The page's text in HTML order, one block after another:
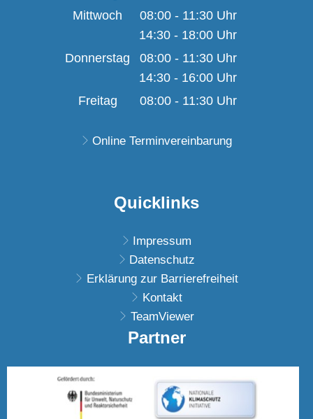
Von 08:00 bis 11:30
Mittwoch 08:00- 11:30Uhr
Von 08:00 bis 11:30
14:30 - 18:00 Uhr
Von 14:30 bis 18:00
Donnerstag 08:00- 11:30Uhr
Von 08:00 bis 11:30
14:30 - 16:00 Uhr
Von 14:30 bis 16:00
Freitag 08:00- 11:30Uhr
Online Terminvereinbarung
Quicklinks
Impressum
Datenschutz
Erklärung zur Barrierefreiheit
Kontakt
TeamViewer
Partner